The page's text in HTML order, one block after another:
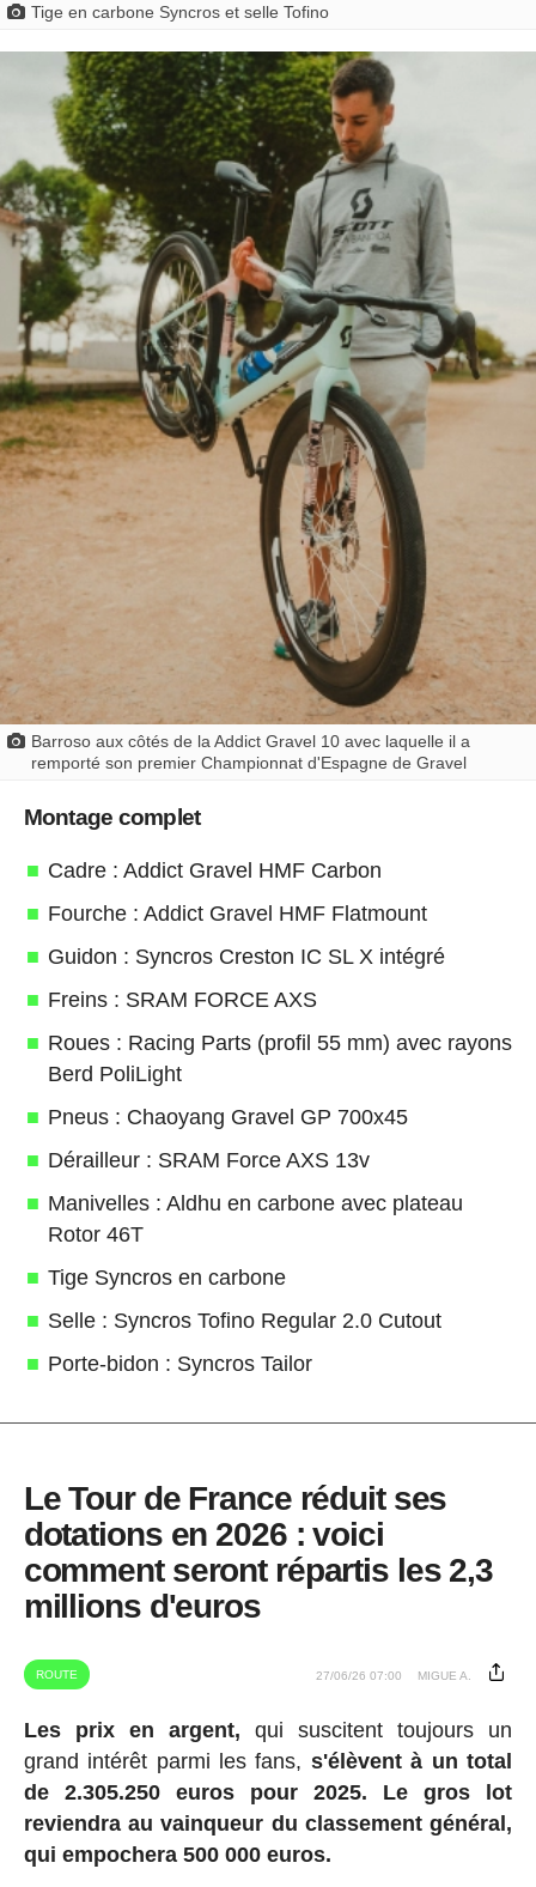
Tige en carbone Syncros et selle Tofino
Barroso aux côtés de la Addict Gravel 10 avec laquelle il a
remporté son premier Championnat d'Espagne de Gravel
Montage complet
Cadre : Addict Gravel HMF Carbon
Fourche : Addict Gravel HMF Flatmount
Guidon : Syncros Creston IC SL X intégré
Freins : SRAM FORCE AXS
Roues : Racing Parts (profil 55 mm) avec rayons
Berd PoliLight
Pneus : Chaoyang Gravel GP 700x45
Dérailleur : SRAM Force AXS 13v
Manivelles : Aldhu en carbone avec plateau
Rotor 46T
Tige Syncros en carbone
Selle : Syncros Tofino Regular 2.0 Cutout
Porte-bidon : Syncros Tailor
Le Tour de France réduit ses
dotations en 2026 : voici
comment seront répartis les 2,3
millions d'euros
ROUTE 27/06/26 07:00 MIGUE A.
Les prix en argent, qui suscitent toujours un
grand intérêt parmi les fans, s'élèvent à un total
de 2.305.250 euros pour 2025.
Le gros lot
reviendra au vainqueur du classement général,
qui empochera 500 000 euros.